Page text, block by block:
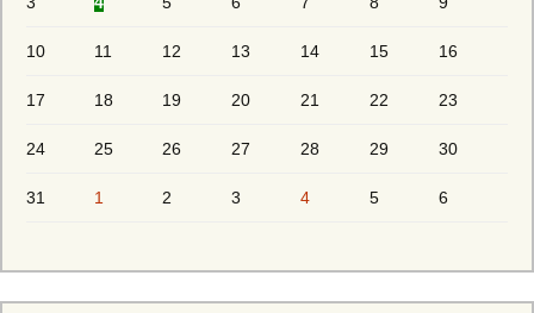
10 11 12 13 14 15 16
17 18 19 20 21 22 23
24 25 26 27 28 29 30
31 1 2 3 4 5 6